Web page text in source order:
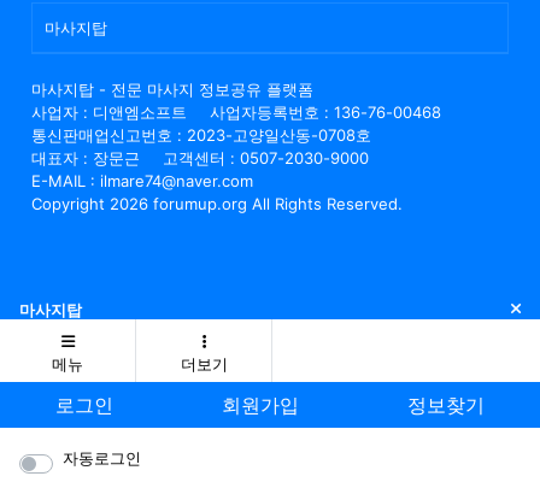
마사지탑
마사지탑 - 전문 마사지 정보공유 플랫폼
사업자 : 디앤엠소프트
사업자등록번호 : 136-76-00468
통신판매업신고번호 : 2023-고양일산동-0708호
대표자 : 장문근
고객센터 : 0507-2030-9000
E-MAIL : ilmare74@naver.com
Copyright 2026 forumup.org All Rights Reserved.
마사지탑 닫
메뉴 더보기
로그인 회원가입 정보찾기
자동로그인